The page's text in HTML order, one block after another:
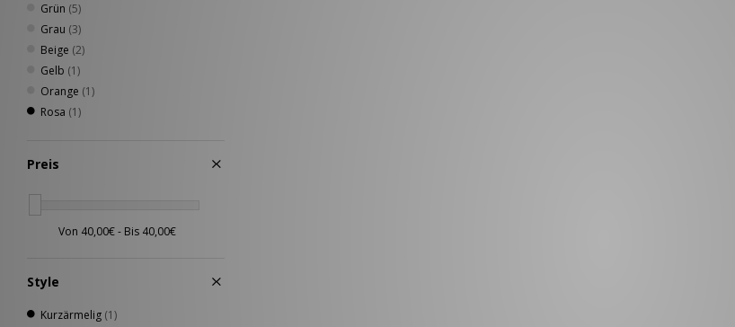
Grün (5)
Grau (3)
Beige (2)
Gelb (1)
Orange (1)
Rosa (1)
Preis
Style
Kurzärmelig (1)